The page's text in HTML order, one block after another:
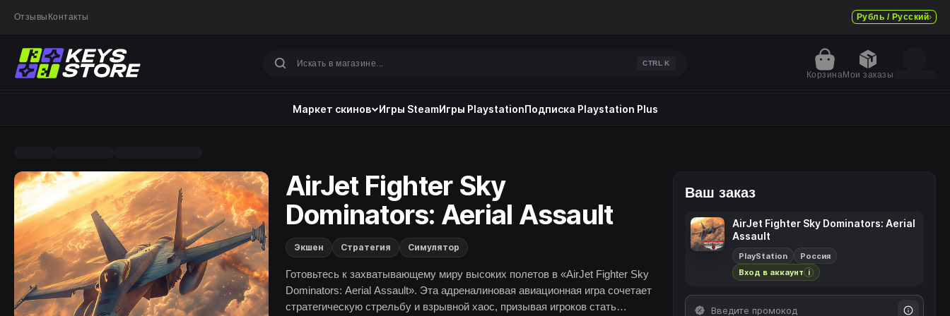
Отзывы Контакты Рубль / Русский
CTRL K
КорзинаМои заказы
Маркет скинов Игры SteamИгры PlaystationПодписка Playstation Plus
AirJet Fighter Sky
Dominators: Aerial Assault
Экшен Стратегия Симулятор
Готовьтесь к захватывающему миру высоких полетов в «AirJet Fighter Sky
Dominators: Aerial Assault». Эта адреналиновая авиационная игра сочетает
стратегическую стрельбу и взрывной хаос, призывая игроков стать
Ваш заказ
AirJet Fighter Sky Dominators: Aerial
Assault
PlayStation
Россия
Вход в аккаунт
i